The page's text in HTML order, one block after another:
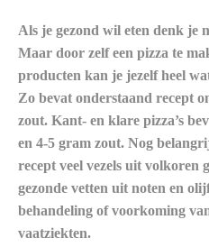
Als je gezond wil eten denk je
Maar door zelf een pizza te
producten kan je jezelf heel
Zo bevat onderstaand recept
zout. Kant- en klare pizza’s
en 4-5 gram zout. Nog
recept veel vezels uit volkoren
gezonde vetten uit noten en
behandeling of voorkoming
vaatziekten.